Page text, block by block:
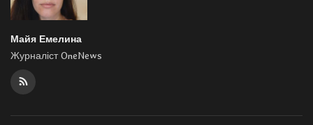
Майя Емелина
Журналіст OneNews